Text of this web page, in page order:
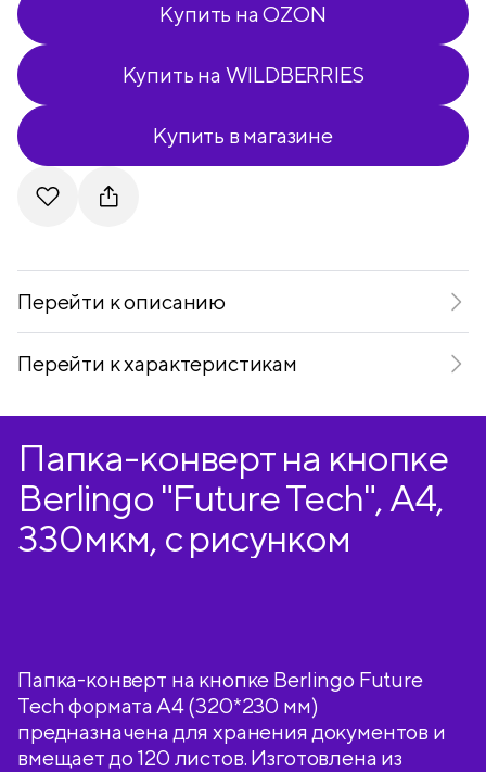
Купить на OZON
Купить на WILDBERRIES
Купить в магазине
Перейти к описанию
Перейти к характеристикам
Папка-конверт на кнопке
Berlingo "Future Tech", А4,
330мкм, с рисунком
Папка-конверт на кнопке Berlingo Future
Tech формата А4 (320*230 мм)
предназначена для хранения документов и
вмещает до 120 листов. Изготовлена из